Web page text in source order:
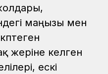
маңызы мен
жеріне келген
ескі